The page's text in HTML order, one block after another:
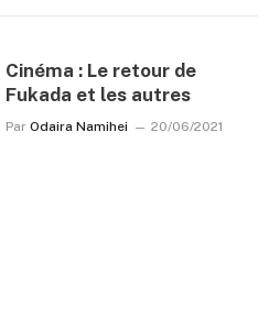
Cinéma : Le retour de
Fukada et les autres
Par Odaira Namihei 20/06/2021